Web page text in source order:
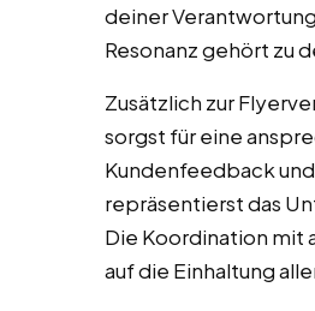
deiner
Resonanz gehört zu
Zusätzlich zur
sorgst für eine
Kundenfeedback
repräsentierst das
Die Koordination mit
auf die Einhaltung